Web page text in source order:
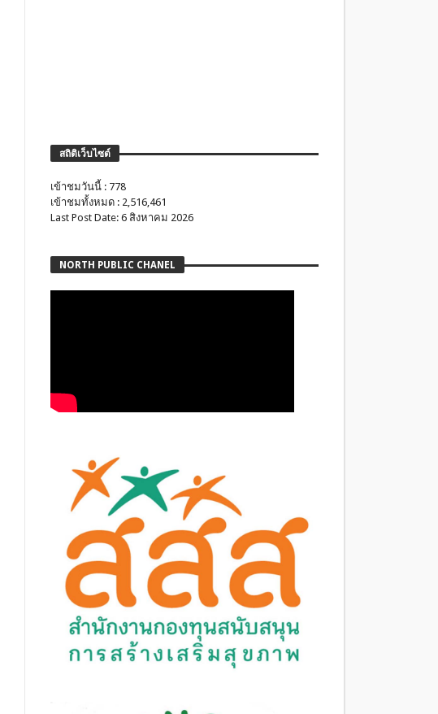
สถิติเว็บไซต์
เข้าชมวันนี้ : 778
เข้าชมทั้งหมด : 2,516,461
Last Post Date: 6 สิงหาคม 2026
NORTH PUBLIC CHANEL